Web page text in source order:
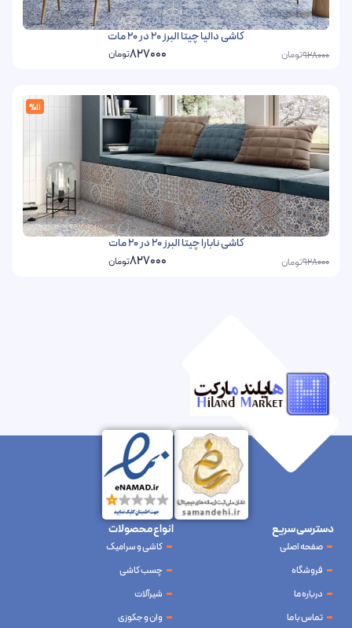
کاشی دالیا چیتا البرز 20 در 20 مات
928000تومان 827000تومان
%11
کاشی نابارا چیتا البرز 20 در 20 مات
928000تومان 827000تومان
دسترسی سریع
صفحه اصلی
فروشگاه
درباره ما
تماس با ما
انواع محصولات
کاشی و سرامیک
چسب کاشی
شیرآلات
وان و جکوزی